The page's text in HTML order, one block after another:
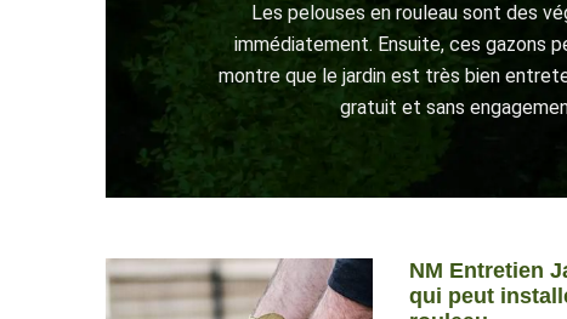
Les pelouses en rouleau sont des
immédiatement. Ensuite, ces gazons
montre que le jardin est très bien
gratuit et sans
NM Entretien
qui peut